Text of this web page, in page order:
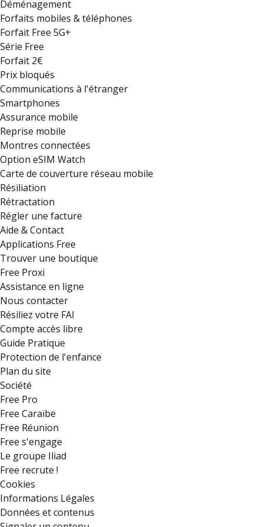
Déménagement
Forfaits mobiles & téléphones
Forfait Free 5G+
Série Free
Forfait 2€
Prix bloqués
Communications à l'étranger
Smartphones
Assurance mobile
Reprise mobile
Montres connectées
Option eSIM Watch
Carte de couverture réseau mobile
Résiliation
Rétractation
Régler une facture
Aide & Contact
Applications Free
Trouver une boutique
Free Proxi
Assistance en ligne
Nous contacter
Résiliez votre FAI
Compte accès libre
Guide Pratique
Protection de l'enfance
Plan du site
Société
Free Pro
Free Caraïbe
Free Réunion
Free s'engage
Le groupe Iliad
Free recrute !
Cookies
Informations Légales
Données et contenus